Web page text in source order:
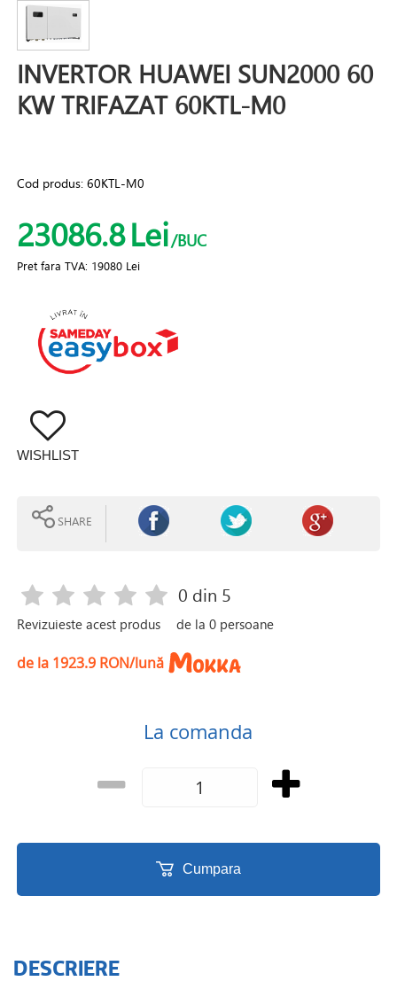
INVERTOR HUAWEI SUN2000 60
KW TRIFAZAT 60KTL-M0
Cod produs:60KTL-M0
23086.8Lei/BUC
Pret fara TVA: 19080 Lei
WISHLIST
SHARE
Revizuieste acest produs
0 din 5
de la0 persoane
de la 1923.9 RON/lună
La comanda
Cumpara
DESCRIERE